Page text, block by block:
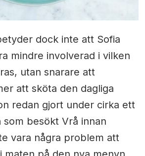
dock inte att Sofia
mindre involverad i vilken
utan snarare att
att sköta den dagliga
redan gjort under cirka ett
som besökt Vrå innan
vara några problem att